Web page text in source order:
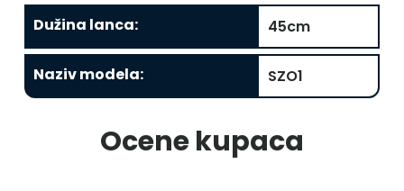
Dužina lanca: 45cm
Naziv modela: SZO1
Ocene kupaca